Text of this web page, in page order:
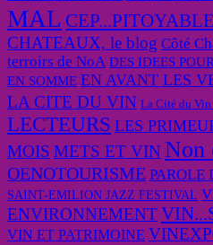
MAL CEP...PITOYABLE
CHATEAUX, le blog Côté
terroirs de NoA DES IDEES
EN SOMME EN AVANT LES
LA CITE DU VIN La Cité du Vin
LECTEURS LES
MOIS METS ET VIN Non
OENOTOURISME PAROLE
SAINT-EMILION JAZZ FESTIVAL
ENVIRONNEMENT
VIN ET PATRIMOINE